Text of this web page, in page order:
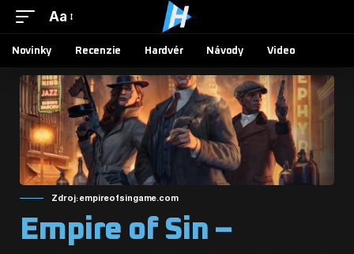
Aa
Novinky Recenzie Hardvér Návody Video
Zdroj: empireofsingame.com
Empire of Sin –